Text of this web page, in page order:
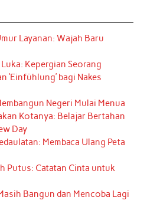
Layanan: Wajah Baru
Kepergian Seorang
‘Einfühlung’ bagi Nakes
Negeri Mulai Menua
Kotanya: Belajar Bertahan
Day
Membaca Ulang Peta
Putus: Catatan Cinta untuk
Bangun dan Mencoba Lagi